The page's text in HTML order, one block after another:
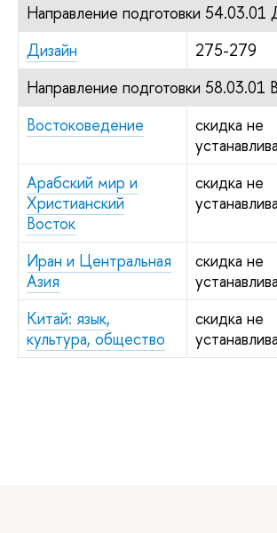
Направление подготовки 54.03.01
Дизайн
275-279
Направление подготовки 58.03.01
Востоковедение
скидка не
Арабский мир и
Христианский
Восток
скидка не
Иран и Центральная
Азия
скидка не
Китай: язык,
культура, общество
скидка не